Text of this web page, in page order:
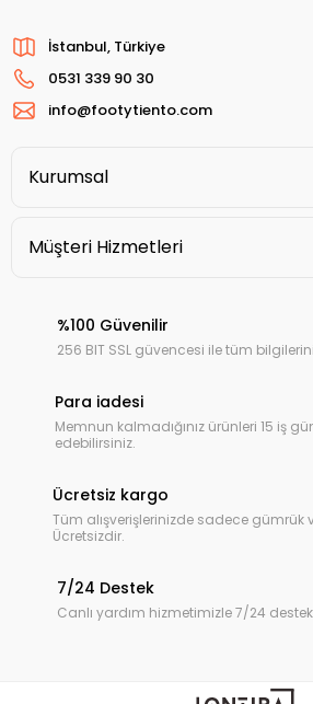
İstanbul, Türkiye
0531 339 90 30
info@footytiento.com
Kurumsal
Müşteri Hizmetleri
%100 Güvenilir
256 BIT SSL güvencesi ile tüm
Para iadesi
Memnun kalmadığınız ürünleri 15 iş
edebilirsiniz.
Ücretsiz kargo
Tüm alışverişlerinizde sadece gümrük
Ücretsizdir.
7/24 Destek
Canlı yardım hizmetimizle 7/24